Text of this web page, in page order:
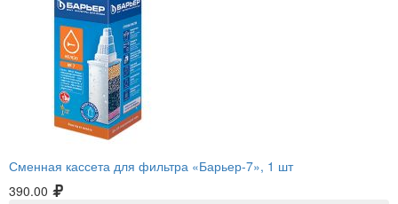
Сменная кассета для фильтра «Барьер-7», 1 шт
390.00